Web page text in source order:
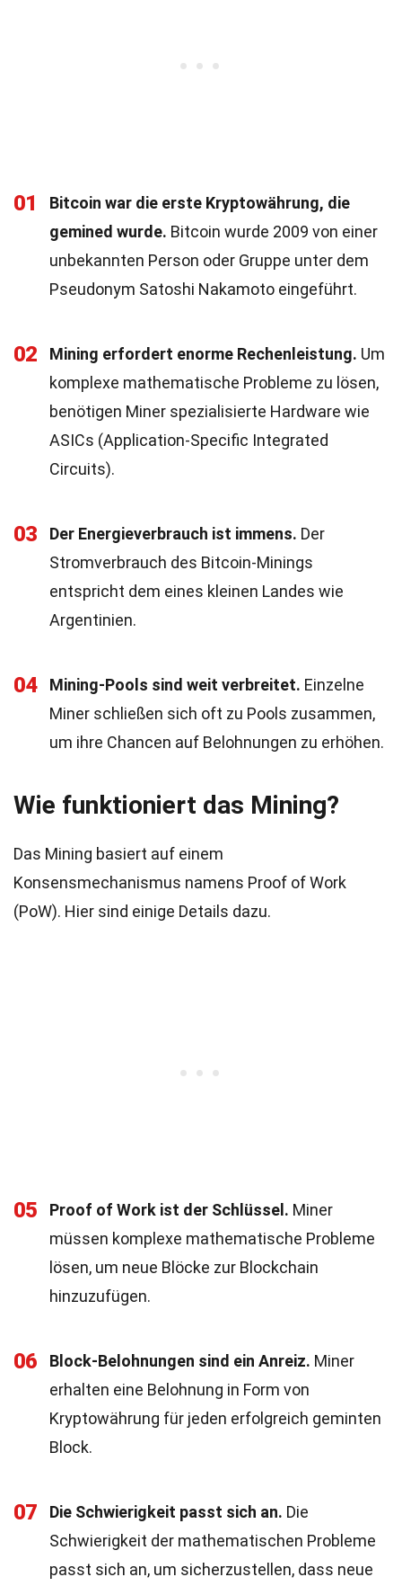
01
Bitcoin war die erste Kryptowährung, die
gemined wurde. Bitcoin wurde 2009 von einer
unbekannten Person oder Gruppe unter dem
Pseudonym Satoshi Nakamoto eingeführt.
02 Mining erfordert enorme Rechenleistung. Um
komplexe mathematische Probleme zu lösen,
benötigen Miner spezialisierte Hardware wie
ASICs (Application-Specific Integrated
Circuits).
03 Der Energieverbrauch ist immens. Der
Stromverbrauch des Bitcoin-Minings
entspricht dem eines kleinen Landes wie
Argentinien.
04 Mining-Pools sind weit verbreitet. Einzelne
Miner schließen sich oft zu Pools zusammen,
um ihre Chancen auf Belohnungen zu erhöhen.
Wie funktioniert das Mining?
Das Mining basiert auf einem
Konsensmechanismus namens Proof of Work
(PoW). Hier sind einige Details dazu.
05 Proof of Work ist der Schlüssel. Miner
müssen komplexe mathematische Probleme
lösen, um neue Blöcke zur Blockchain
hinzuzufügen.
06 Block-Belohnungen sind ein Anreiz. Miner
erhalten eine Belohnung in Form von
Kryptowährung für jeden erfolgreich geminten
Block.
07 Die Schwierigkeit passt sich an. Die
Schwierigkeit der mathematischen Probleme
passt sich an, um sicherzustellen, dass neue